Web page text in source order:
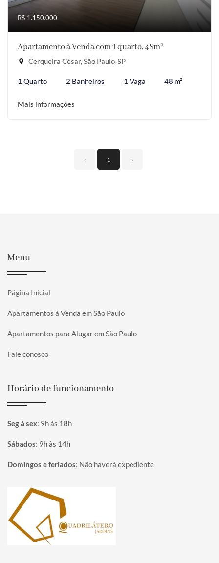
R$ 1.150.000
Apartamento à Venda com 1 quarto, 48m²
Cerqueira César, São Paulo-SP
1 Quarto 2 Banheiros 1 Vaga 48 m²
Mais informações
‹ 1 ›
Menu
Página Inicial
Apartamentos à Venda em São Paulo
Apartamentos para Alugar em São Paulo
Fale conosco
Horário de funcionamento
Seg à sex: 9h às 18h
Sábados: 9h às 14h
Domingos e feriados: Não haverá expediente
Página inicial